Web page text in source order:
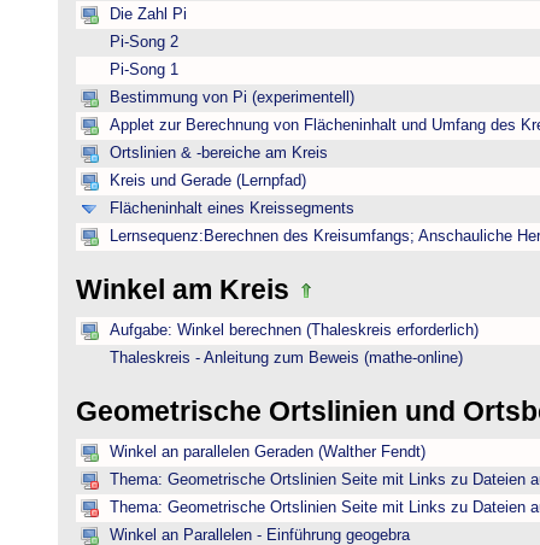
Die Zahl Pi
Pi-Song 2
Pi-Song 1
Bestimmung von Pi (experimentell)
Applet zur Berechnung von Flächeninhalt und Umfang des
Ortslinien & -bereiche am Kreis
Kreis und Gerade (Lernpfad)
Flächeninhalt eines Kreissegments
Lernsequenz:Berechnen des Kreisumfangs; Anschauliche
Winkel am Kreis
Aufgabe: Winkel berechnen (Thaleskreis erforderlich)
Thaleskreis - Anleitung zum Beweis (mathe-online)
Geometrische Ortslinien und
Winkel an parallelen Geraden (Walther Fendt)
Thema: Geometrische Ortslinien Seite mit Links zu Dateien
Thema: Geometrische Ortslinien Seite mit Links zu Dateien
Winkel an Parallelen - Einführung geogebra